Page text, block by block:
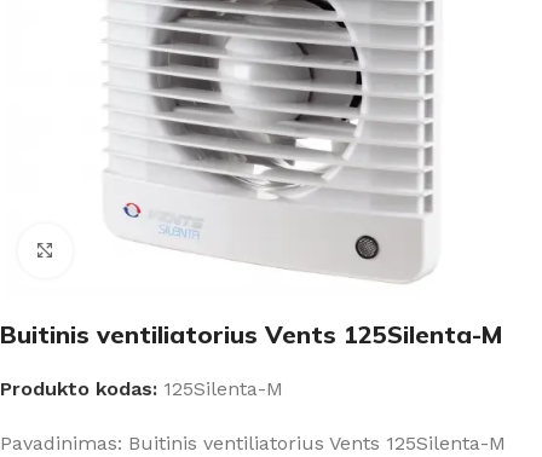
Padidinti
Buitinis ventiliatorius Vents 125Silenta-M
Produkto kodas: 125Silenta-M
Pavadinimas: Buitinis ventiliatorius Vents 125Silenta-M